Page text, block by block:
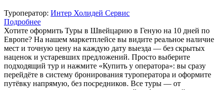
Туроператор: Интер Холидей Сервис
Подробнее
Хотите оформить Туры в Швейцарию в Геную на 10 дней по
Европе? На нашем маркетплейсе вы видите реальное наличие
мест и точную цену на каждую дату выезда — без скрытых
наценок и устаревших предложений. Просто выберите
подходящий тур и нажмите «Купить у оператора»: вы сразу
перейдёте в систему бронирования туроператора и оформите
путёвку напрямую, без посредников. Все туры — от